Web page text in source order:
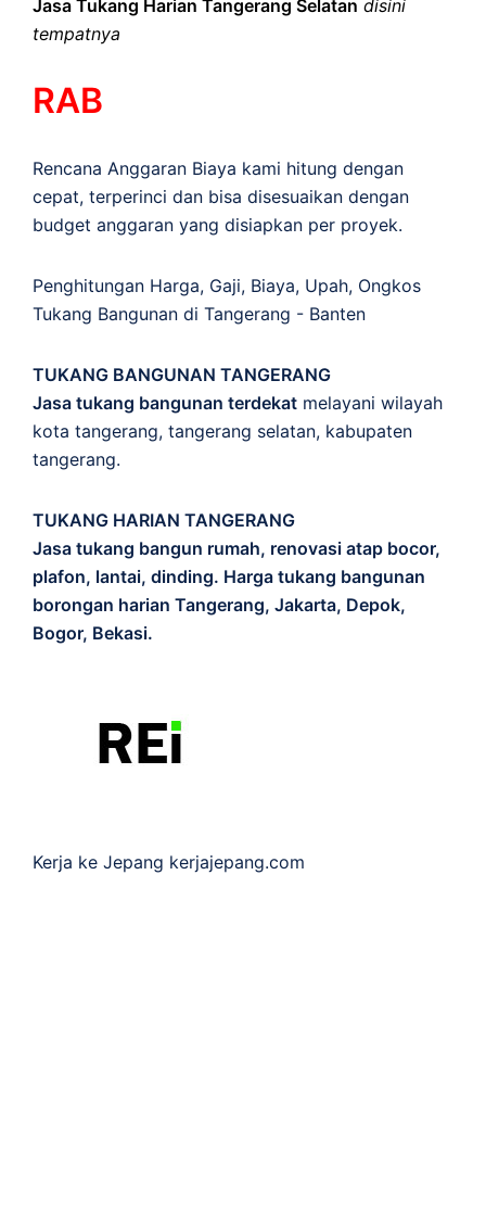
Jasa Tukang Harian Tangerang Selatan disini
tempatnya
RAB
Rencana Anggaran Biaya kami hitung dengan
cepat, terperinci dan bisa disesuaikan dengan
budget anggaran yang disiapkan per proyek.
Penghitungan Harga, Gaji, Biaya, Upah, Ongkos
Tukang Bangunan di Tangerang - Banten
TUKANG BANGUNAN TANGERANG
Jasa tukang bangunan terdekat melayani wilayah
kota tangerang, tangerang selatan, kabupaten
tangerang.
TUKANG HARIAN TANGERANG
Jasa tukang bangun rumah, renovasi atap bocor,
plafon, lantai, dinding. Harga tukang bangunan
borongan harian Tangerang, Jakarta, Depok,
Bogor, Bekasi.
Kerja ke Jepang kerjajepang.com